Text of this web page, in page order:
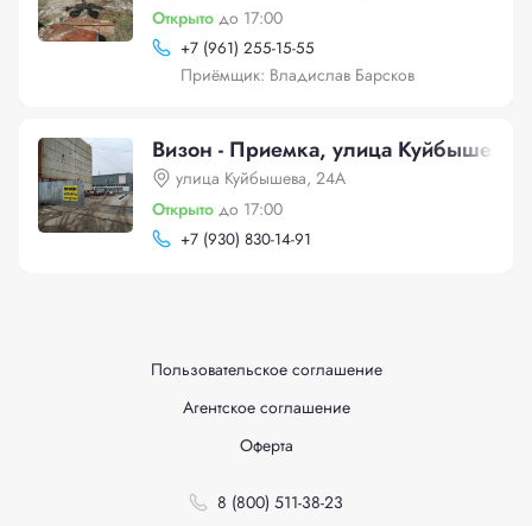
Открыто до 17:00
+7 (961) 255-15-55
Приёмщик: Владислав Барсков
Визон - Приемка, улица Куйбышева,
улица Куйбышева, 24А
Открыто до 17:00
+7 (930) 830-14-91
Пользовательское соглашение
Агентское соглашение
Оферта
8 (800) 511-38-23